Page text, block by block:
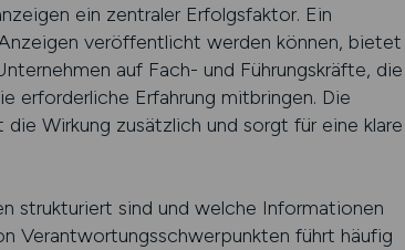
ein zentraler Erfolgsfaktor. Ein
veröffentlicht werden können, bietet
auf Fach- und Führungskräfte, die
erforderliche Erfahrung mitbringen. Die
Wirkung zusätzlich und sorgt für eine klare
strukturiert sind und welche Informationen
Verantwortungsschwerpunkten führt häufig